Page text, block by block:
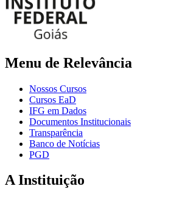
Menu de Relevância
Nossos Cursos
Cursos EaD
IFG em Dados
Documentos Institucionais
Transparência
Banco de Notícias
PGD
A Instituição